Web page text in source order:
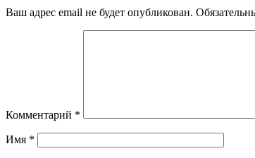
Ваш адрес email не будет опубликован.
Комментарий *
Имя *